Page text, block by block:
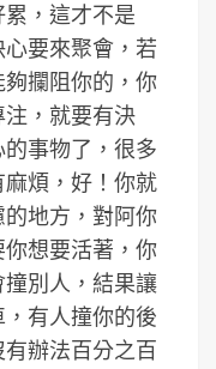
，這才不是
要來聚會，若
攔阻你的，你
，就要有決
事物了，很多
煩，好！你就
地方，對阿你
想要活著，你
別人，結果讓
有人撞你的後
辦法百分之百